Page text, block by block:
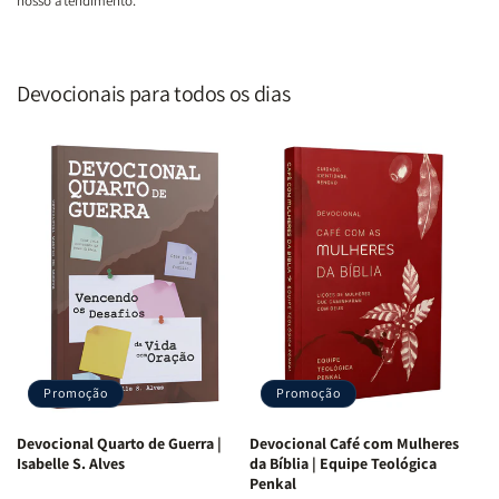
Devocionais para todos os dias
Promoção
Devocional Quarto de Guerra |
Isabelle S. Alves
Promoção
Devocional Café com Mulheres
da Bíblia | Equipe Teológica
Penkal